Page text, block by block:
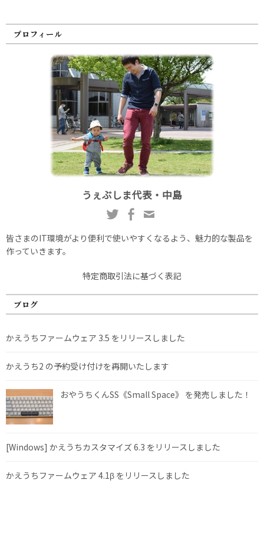
プロフィール
うぇぶしま代表・中島
皆さまのIT環境がより便利で使いやすくなるよう、魅力的な製品を
作っていきます。
特定商取引法に基づく表記
ブログ
かえうちファームウェア 3.5 をリリースしました
かえうち2 の予約受け付けを再開いたします
おやうちくんSS《Small Space》 を発売しました！
[Windows] かえうちカスタマイズ 6.3 をリリースしました
かえうちファームウェア 4.1β をリリースしました